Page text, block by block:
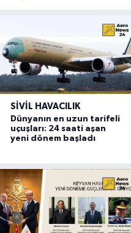
SIVIL HAVACILIK
Dünyanın en uzun tarifeli
uçuşları: 24 saati aşan
yeni dönem başladı